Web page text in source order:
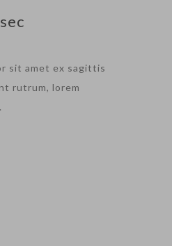
sit amet ex sagittis
rutrum, lorem